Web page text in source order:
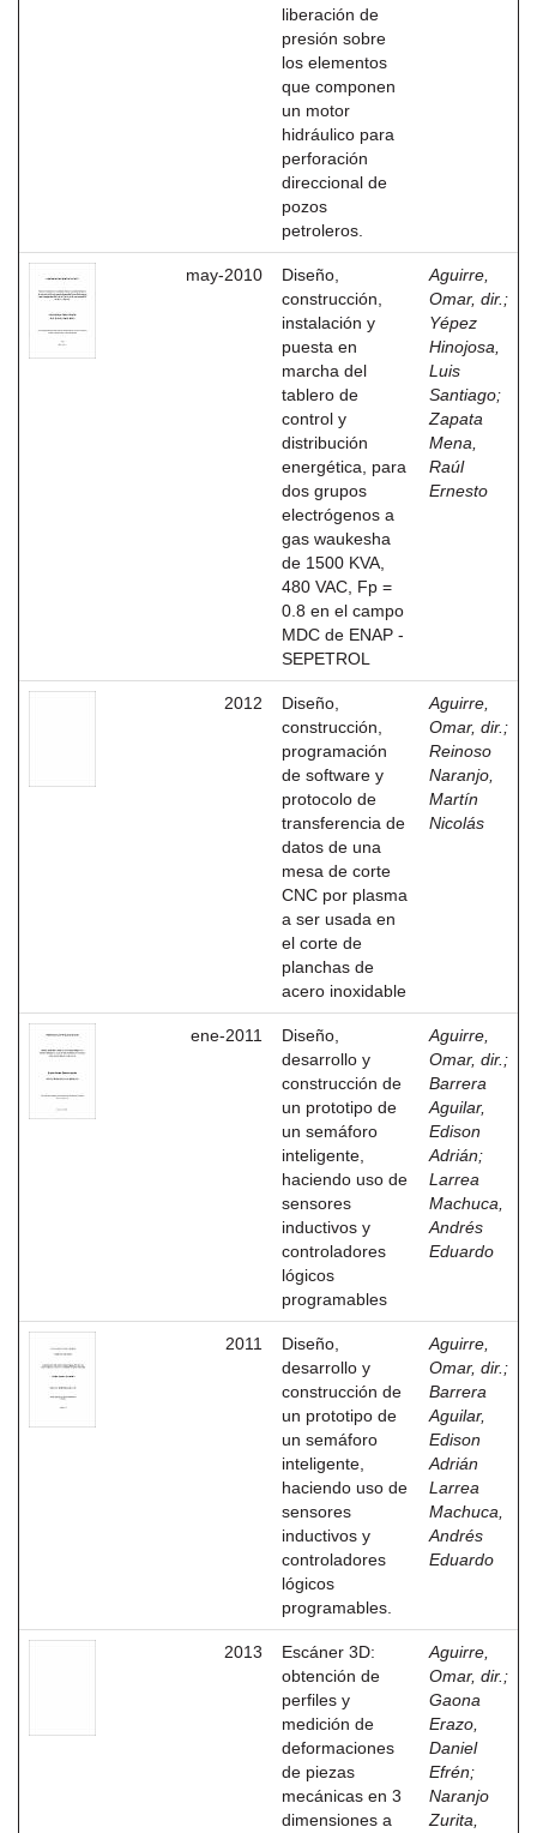
liberación de
presión sobre
los elementos
que componen
un motor
hidráulico para
perforación
direccional de
pozos
petroleros.
may-2010
Diseño,
construcción,
instalación y
puesta en
marcha del
tablero de
control y
distribución
energética, para
dos grupos
electrógenos a
gas waukesha
de 1500 KVA,
480 VAC, Fp =
0.8 en el campo
MDC de ENAP -
SEPETROL
Aguirre,
Omar, dir. ;
Yépez
Hinojosa,
Luis
Santiago;
Zapata
Mena,
Raúl
Ernesto
2012
Diseño,
construcción,
programación
de software y
protocolo de
transferencia de
datos de una
mesa de corte
CNC por plasma
a ser usada en
el corte de
planchas de
acero inoxidable
Aguirre,
Omar, dir. ;
Reinoso
Naranjo,
Martín
Nicolás
ene-2011
Diseño,
desarrollo y
construcción de
un prototipo de
un semáforo
inteligente,
haciendo uso de
sensores
inductivos y
controladores
lógicos
programables
Aguirre,
Omar, dir. ;
Barrera
Aguilar,
Edison
Adrián;
Larrea
Machuca,
Andrés
Eduardo
2011
Diseño,
desarrollo y
construcción de
un prototipo de
un semáforo
inteligente,
haciendo uso de
sensores
inductivos y
controladores
lógicos
programables.
Aguirre,
Omar, dir. ;
Barrera
Aguilar,
Edison
Adrián
Larrea
Machuca,
Andrés
Eduardo
2013
Escáner 3D:
obtención de
perfiles y
medición de
deformaciones
de piezas
mecánicas en 3
dimensiones a
Aguirre,
Omar, dir. ;
Gaona
Erazo,
Daniel
Efrén;
Naranjo
Zurita,